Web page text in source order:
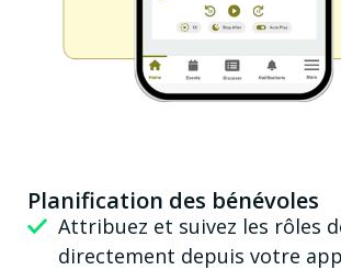
Planification des bénévoles
Attribuez et suivez les rôles
directement depuis votre